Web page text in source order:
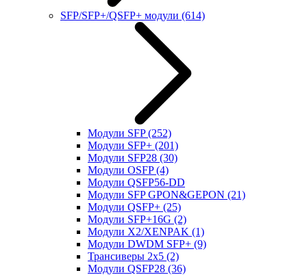
SFP/SFP+/QSFP+ модули (614)
Модули SFP(252)
Модули SFP+ (201)
Модули SFP28 (30)
Модули OSFP(4)
Модули QSFP56-DD
Модули SFP GPON&GEPON (21)
Модули QSFP+ (25)
Модули SFP+16G (2)
Модули X2/XENPAK (1)
Модули DWDM SFP+ (9)
Трансиверы 2x5 (2)
Модули QSFP28 (36)